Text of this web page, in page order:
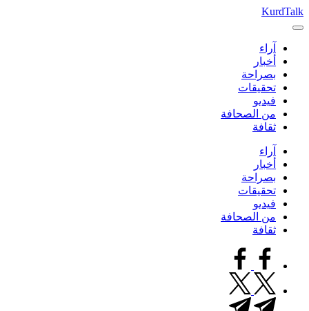
التجاوز
إلى
KurdTalk
كوردتوك
اخبار
كردية
آراء
أخبار
بصراحة
تحقيقات
فيديو
من الصحافة
ثقافة
آراء
أخبار
بصراحة
تحقيقات
فيديو
من الصحافة
ثقافة
facebook.com
twitter.com
t.me